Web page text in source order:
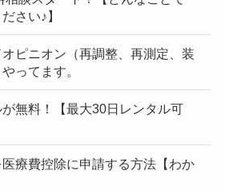
さい♪】
ピニオン（再調整、再測定、装
ってます。
無料！【最大30日レンタル可
療費控除に申請する方法【わか